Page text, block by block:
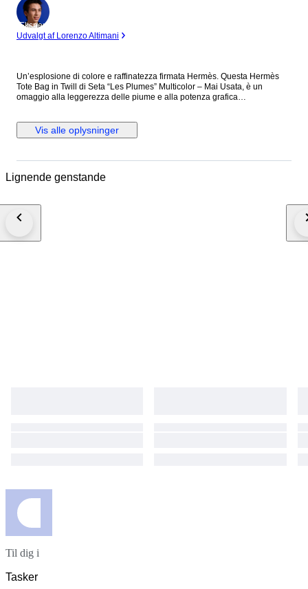
Ekspert
Udvalgt af Lorenzo Altimani
Un’esplosione di colore e raffinatezza firmata Hermès. Questa Hermès
Tote Bag in Twill di Seta “Les Plumes” Multicolor – Mai Usata, è un
omaggio alla leggerezza delle piume e alla potenza grafica
pezzo da collezione. Perfetta per chi vuole distinguersi con un’eleganza
fuori dal comune anche nei momenti più casual. SCHEDA TECNICA
Usata è realizzata in seta e si racchiude nella sua sacca. Mai usata è
Hermès Tote Bag in Twill di Seta “Les Plumes” Multicolor – Mai Usata
Tote Bag in Twill di Seta “Les Plumes” Multicolor – Mai Usata Arriva
farsi regalare).
Vis alle oplysninger
Lignende genstande
Til dig i
Tasker